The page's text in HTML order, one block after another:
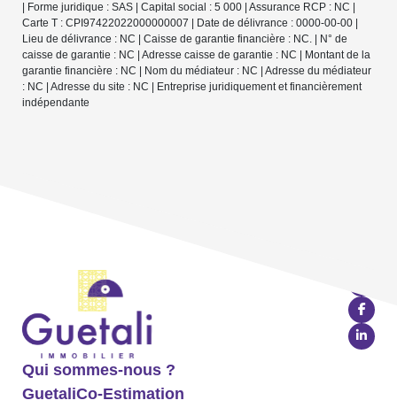
| Forme juridique : SAS | Capital social : 5 000 | Assurance RCP : NC |
Carte T : CPI97422022000000007 | Date de délivrance : 0000-00-00 |
Lieu de délivrance : NC | Caisse de garantie financière : NC. | N° de
caisse de garantie : NC | Adresse caisse de garantie : NC | Montant de la
garantie financière : NC | Nom du médiateur : NC | Adresse du médiateur
: NC | Adresse du site : NC |
Entreprise juridiquement et financièrement
indépendante
Qui sommes-nous ?
GuetaliCo-Estimation